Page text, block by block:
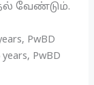
வேண்டும்.
PwBD
years, PwBD